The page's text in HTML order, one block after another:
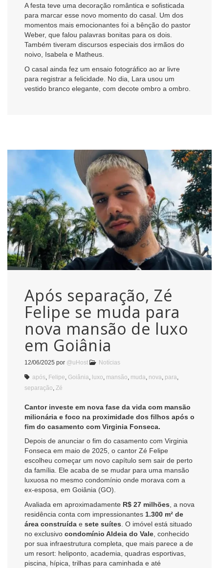
A festa teve uma decoração romântica e sofisticada
para marcar esse novo momento do casal. Um dos
momentos mais emocionantes foi a bênção do pastor
Weber, que falou palavras bonitas para os dois.
Também tiveram discursos especiais dos irmãos do
noivo, Isabela e Matheus.
O casal ainda fez um ensaio fotográfico ao ar livre
para registrar a felicidade. No dia, Lara usou um
vestido branco elegante, com decote ombro a ombro.
Após separação, Zé
Felipe se muda para
nova mansão de luxo
em Goiânia
12/06/2025 por @uHost Notícias
após Felipe Goiânia luxo mansão muda nova para
separação Zé
Cantor investe em nova fase da vida com mansão
milionária e foco na proximidade dos filhos após o
fim do casamento com Virginia Fonseca.
Depois de anunciar o fim do casamento com Virginia
Fonseca em maio de 2025, o cantor Zé Felipe
escolheu começar um novo capítulo sem sair de perto
da família. Ele acaba de se mudar para uma mansão
luxuosa no mesmo condomínio onde morava com a
ex-esposa, em Goiânia (GO).
Avaliada em aproximadamente R$ 27 milhões , a nova
residência conta com impressionantes 1.300 m² de
área construída e sete suítes . O imóvel está situado
no exclusivo condomínio Aldeia do Vale , conhecido
por sua infraestrutura completa, que mais parece a de
um resort: heliponto, academia, quadras esportivas,
piscina, hípica, trilhas para caminhada e até